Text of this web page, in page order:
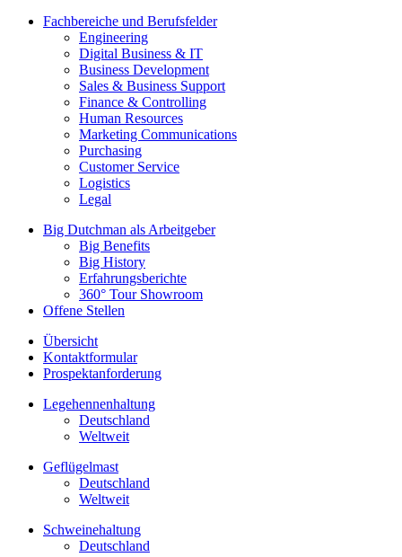
Fachbereiche und Berufsfelder
Engineering
Digital Business & IT
Business Development
Sales & Business Support
Finance & Controlling
Human Resources
Marketing Communications
Purchasing
Customer Service
Logistics
Legal
Big Dutchman als Arbeitgeber
Big Benefits
Big History
Erfahrungsberichte
360° Tour Showroom
Offene Stellen
Übersicht
Kontaktformular
Prospektanforderung
Legehennenhaltung
Deutschland
Weltweit
Geflügelmast
Deutschland
Weltweit
Schweinehaltung
Deutschland